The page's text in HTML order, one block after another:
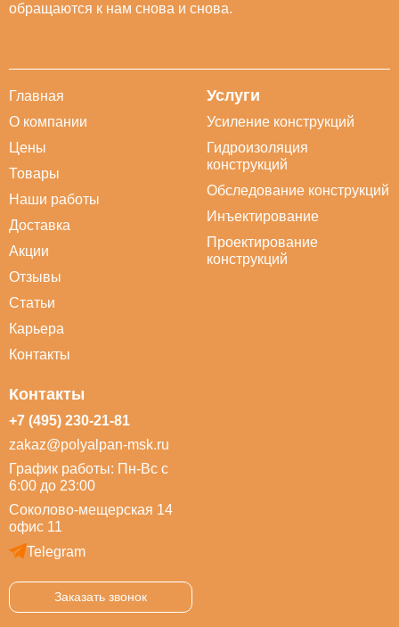
обращаются к нам снова и снова.
Главная
О компании
Цены
Товары
Наши работы
Доставка
Акции
Отзывы
Статьи
Карьера
Контакты
Услуги
Усиление конструкций
Гидроизоляция
конструкций
Обследование конструкций
Инъектирование
Проектирование
конструкций
Контакты
+7 (495) 230-21-81
zakaz@polyalpan-msk.ru
График работы: Пн-Вс с
6:00 до 23:00
Соколово-мещерская 14
офис 11
Telegram
Заказать звонок